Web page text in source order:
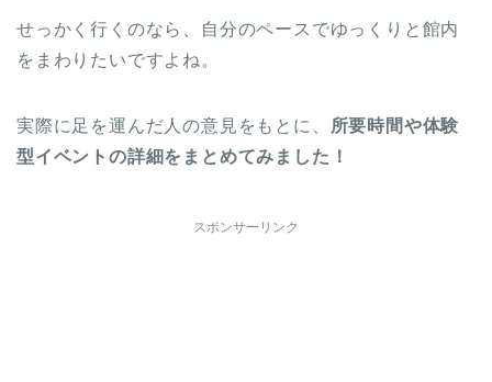
せっかく行くのなら、自分のペースでゆっくりと館内
をまわりたいですよね。
実際に足を運んだ人の意見をもとに、
所要時間や体験
型イベントの詳細をまとめてみました！
スポンサーリンク